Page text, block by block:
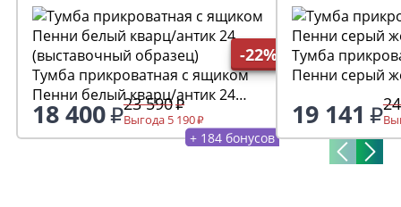
-22%
Тумба прикроватная с ящиком
Пенни белый кварц/антик 24
(выставочный образец)
18 400 23 590
Выгода 5 190
+ 184 бонусов
Тумба
Пенни серый
19 141